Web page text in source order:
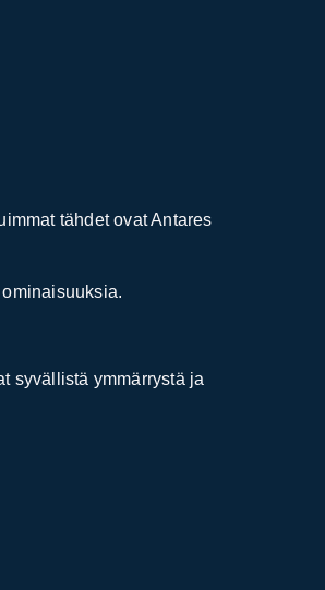
tähdet ovat Antares
syvällistä ymmärrystä ja